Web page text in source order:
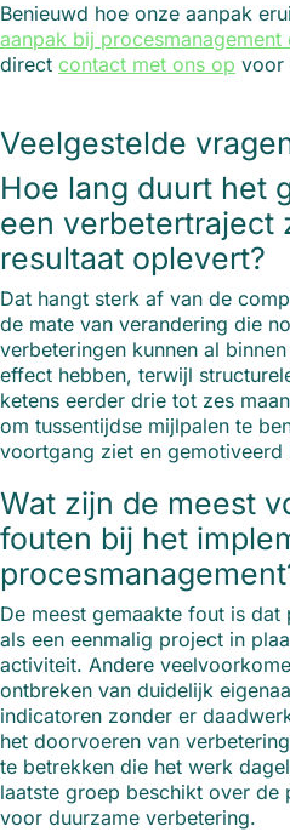
Benieuwd hoe onze aanpak
aanpak bij procesmanagement
direct contact met ons op voor
Veelgestelde
Hoe lang duurt het
een verbetertraject
resultaat oplevert?
Dat hangt sterk af van de
de mate van verandering die
verbeteringen kunnen al
effect hebben, terwijl
ketens eerder drie tot zes
om tussentijdse mijlpalen te
voortgang ziet en gemotiveerd
Wat zijn de meest
fouten bij het
De meest gemaakte fout is
als een eenmalig project in
activiteit. Andere
ontbreken van duidelijk
indicatoren zonder er
het doorvoeren van
te betrekken die het werk
laatste groep beschikt over de
voor duurzame verbetering.